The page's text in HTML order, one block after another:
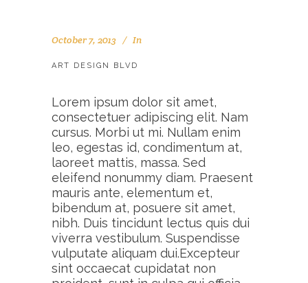
October 7, 2013 In
ART DESIGN BLVD
Lorem ipsum dolor sit amet,
consectetuer adipiscing elit. Nam
cursus. Morbi ut mi. Nullam enim
leo, egestas id, condimentum at,
laoreet mattis, massa. Sed
eleifend nonummy diam. Praesent
mauris ante, elementum et,
bibendum at, posuere sit amet,
nibh. Duis tincidunt lectus quis dui
viverra vestibulum. Suspendisse
vulputate aliquam dui.Excepteur
sint occaecat cupidatat non